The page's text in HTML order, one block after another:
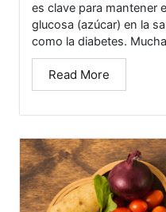
es clave para mantener
glucosa (azúcar) en la
como la diabetes.
Read More